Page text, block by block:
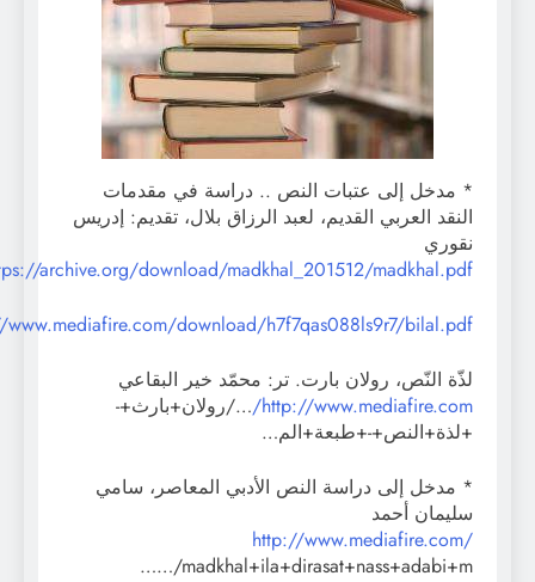
* مدخل إلى عتبات النص .. دراسة في مقدمات
النقد العربي القديم، لعبد الرزاق بلال، تقديم: إدريس
نقوري
https://archive.org/download/madkhal_201512/madkhal.pdf
http://www.mediafire.com/download/h7f7qas088ls9r7/bilal.pdf
لذّة النّص، رولان بارت. تر: محمّد خير البقاعي
http://www.mediafire.com/ …/رولان+بارث+-
+لذة+النص+-+طبعة+الم…
* مدخل إلى دراسة النص الأدبي المعاصر، سامي
سليمان أحمد
http://www.mediafire.com/
…/madkhal+ila+dirasat+nass+adabi+m…